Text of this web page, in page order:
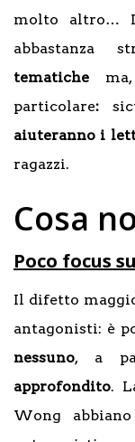
molto altro…
abbastanza
tematiche
particolare:
aiuteranno i
ragazzi.
Cosa
Poco focus
Il difetto
antagonisti: è
nessuno, a
approfondito.
Wong